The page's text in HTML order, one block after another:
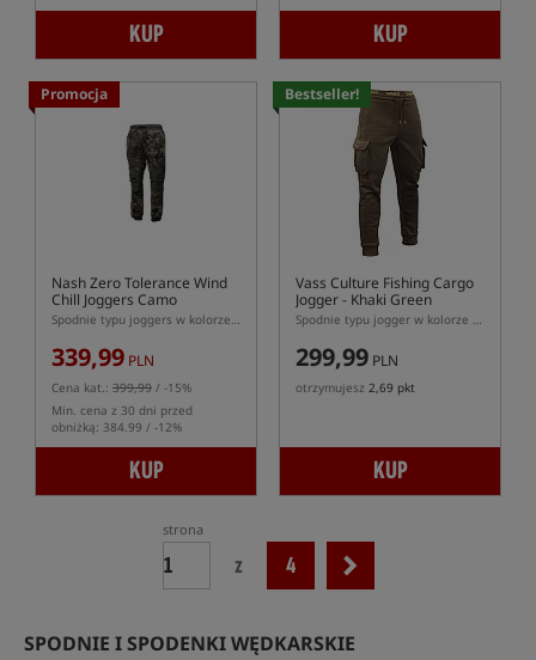
KUP KUP
Promocja
Nash Zero Tolerance Wind
Chill Joggers Camo
Spodnie typu joggers w kolorze kamuflażu
339,99 PLN
Cena kat.: 399,99 / -15%
Min. cena z 30 dni przed
obniżką: 384.99 / -12%
KUP
Bestseller!
Vass Culture Fishing Cargo
Jogger - Khaki Green
Spodnie typu jogger w kolorze khaki
299,99 PLN
otrzymujesz 2,69 pkt
KUP
strona
z 4
SPODNIE I SPODENKI WĘDKARSKIE